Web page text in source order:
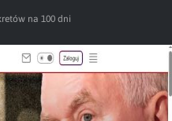
na 100 dni